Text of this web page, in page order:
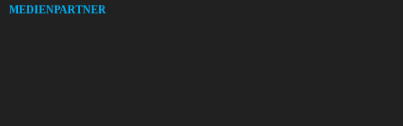
MEDIENPARTNER